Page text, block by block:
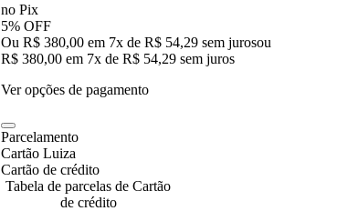
no Pix
5% OFF
Ou R$ 380,00 em 7x de R$ 54,29 sem jurosou
R$ 380,00 em 7x de R$ 54,29 sem juros
Ver opções de pagamento
Parcelamento
Cartão Luiza
Cartão de crédito
Tabela de parcelas de Cartão
de crédito